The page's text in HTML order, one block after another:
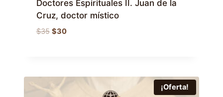
Doctores Espirituales II. Juan de la
Cruz, doctor místico
$35 El
$35.
$30El
$30.
¡Oferta!